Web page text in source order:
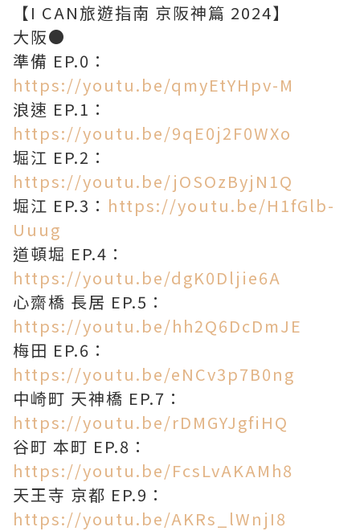
【I CAN旅遊指南 京阪神篇 2024】
大阪●
準備 EP.0：
https://youtu.be/qmyEtYHpv-M
浪速 EP.1：
https://youtu.be/9qE0j2F0WXo
堀江 EP.2：
https://youtu.be/jOSOzByjN1Q
堀江 EP.3： https://youtu.be/H1fGlb-
Uuug
道頓堀 EP.4：
https://youtu.be/dgK0Dljie6A
心齋橋 長居 EP.5：
https://youtu.be/hh2Q6DcDmJE
梅田 EP.6：
https://youtu.be/eNCv3p7B0ng
中崎町 天神橋 EP.7：
https://youtu.be/rDMGYJgfiHQ
谷町 本町 EP.8：
https://youtu.be/FcsLvAKAMh8
天王寺 京都 EP.9：
https://youtu.be/AKRs_lWnjI8